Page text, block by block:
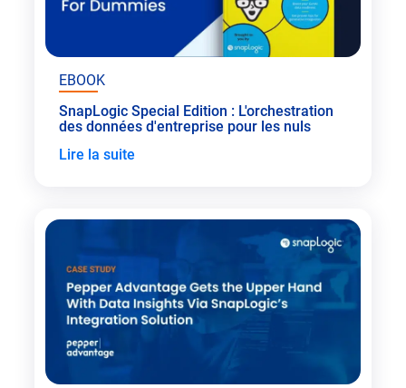
EBOOK
SnapLogic Special Edition : L'orchestration
des données d'entreprise pour les nuls
Lire la suite